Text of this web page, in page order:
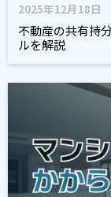
2025年12月18日
不動産の共有持
ルを解説